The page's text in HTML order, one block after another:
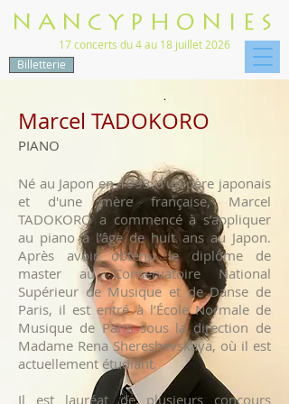
NANCYPHONIES
17 concerts du 4 au 18 juillet 2026
Billetterie
Marcel TADOKORO
PIANO
Né au Japon en 1993 d'un père japonais
et d'une mère française, Marcel
TADOKORO a commencé à s’appliquer
au piano à l’âge de huit ans au Japon.
Après avoir obtenu le diplôme de
master au Conservatoire National
Supérieur de Musique et de Danse de
Paris, il est entré à l’École Normale de
Musique de Paris sous la direction de
Madame Rena Shereshevskaya, où il est
actuellement étudiant.
Il est lauréat de plusieurs concours